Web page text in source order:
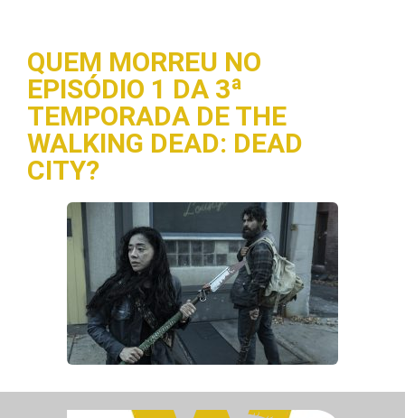
QUEM MORREU NO
EPISÓDIO 1 DA 3ª
TEMPORADA DE THE
WALKING DEAD: DEAD
CITY?